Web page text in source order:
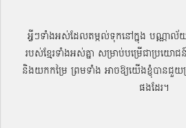
អ្វីៗទាំងអស់ដែលតម្កល់ទុកនៅក្នុង បណ្ណាល័យ
របស់ខ្មែរទាំងអស់គ្នា សម្រាប់បម្រើជាប្រយ
និងយកកម្រៃ ព្រមទាំង អាចឱ្យយើងខ្ញុំបានជួ
ផងដែរ។